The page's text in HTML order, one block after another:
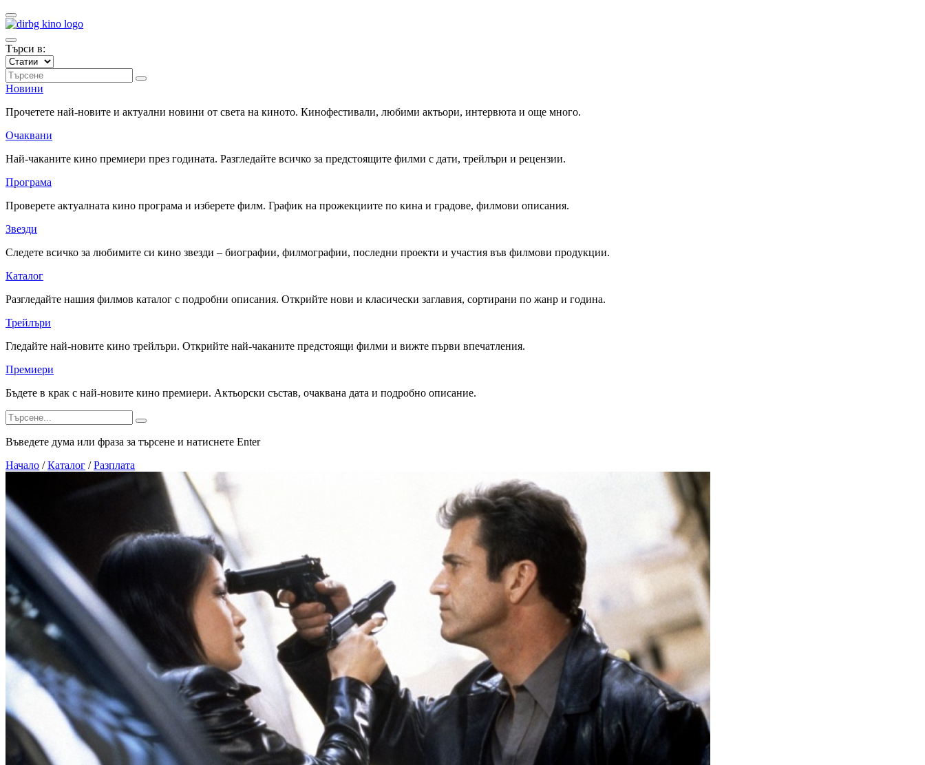
Търси в:
Новини
Прочетете най-новите и актуални новини от света на киното. Кинофестивали, любими актьори, интервюта и още много.
Очаквани
Най-чаканите кино премиери през годината. Разгледайте всичко за предстоящите филми с дати, трейлъри и рецензии.
Програма
Проверете актуалната кино програма и изберете филм. График на прожекциите по кина и градове, филмови описания.
Звезди
Следете всичко за любимите си кино звезди – биографии, филмографии, последни проекти и участия във филмови продукции.
Каталог
Разгледайте нашия филмов каталог с подробни описания. Открийте нови и класически заглавия, сортирани по жанр и година.
Трейлъри
Гледайте най-новите кино трейлъри. Открийте най-чаканите предстоящи филми и вижте първи впечатления.
Премиери
Бъдете в крак с най-новите кино премиери. Актьорски състав, очаквана дата и подробно описание.
Въведете дума или фраза за търсене и натиснете Enter
Начало / Каталог / Разплата